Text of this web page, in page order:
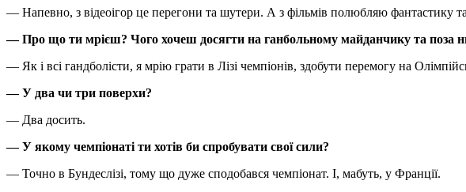
— Напевно, з відеоігор це перегони та шутери. А з фільмів полюбляю фантастику
— Про що ти мрієш? Чого хочеш досягти на ганбольному майданчику та поза
— Як і всі гандболісти, я мрію грати в Лізі чемпіонів, здобути перемогу на
— У два чи три поверхи?
— Два досить.
— У якому чемпіонаті ти хотів би спробувати свої сили?
— Точно в Бундеслізі, тому що дуже сподобався чемпіонат. І, мабуть, у Франції.